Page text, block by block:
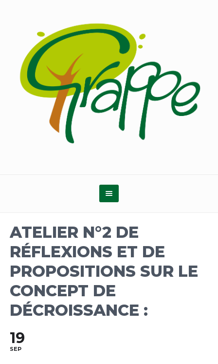
ATELIER N°2 DE
RÉFLEXIONS ET DE
PROPOSITIONS SUR LE
CONCEPT DE
DÉCROISSANCE :
19
SEP